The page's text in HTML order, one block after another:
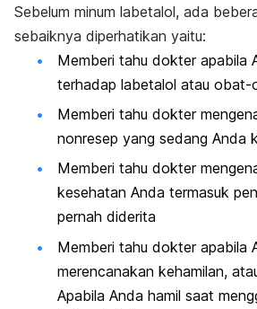
Sebelum minum labetalol, ada
sebaiknya diperhatikan yaitu:
Memberi tahu dokter apabila
terhadap labetalol atau obat-
Memberi tahu dokter
nonresep yang sedang Anda
Memberi tahu dokter
kesehatan Anda termasuk
pernah diderita
Memberi tahu dokter apabila
merencanakan kehamilan,
Apabila Anda hamil saat